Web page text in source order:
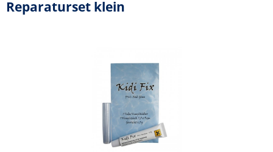
Reparaturset klein